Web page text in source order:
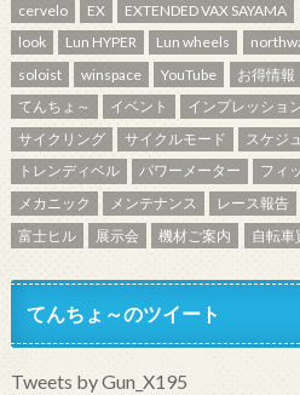
cervelo EX EXTENDED VAX SAYAMA
look
Lun HYPER Lun wheels
soloist
winspace YouTube お得情報
てんちょ～
イベント インプレッショ
サイクリング
サイクルモード スケジ
トレンディベル
パワーメーター フィ
メカニック
メンテナンス レース報告
富士ヒル
展示会 機材ご案内 自転車
てんちょ～のツイート
Tweets by Gun_X195